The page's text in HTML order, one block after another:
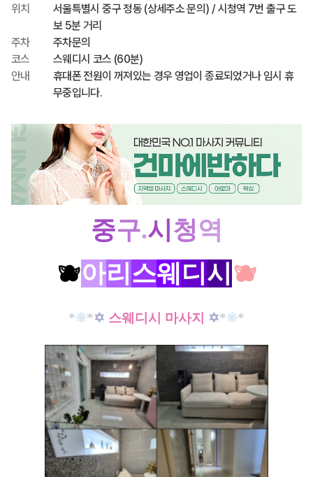
위치
서울특별시 중구 정동 (상세주소 문의) / 시청역 7번 출구 도
보 5분 거리
주차
주차문의
코스
스웨디시 코스 (60분)
안내
휴대폰 전원이 꺼져있는 경우 영업이 종료되었거나 임시 휴
무중입니다.
중구.시청역
🫐아리스웨 디시 🫐
*❊*✡ 스웨디시 마사지 ✡*❊*